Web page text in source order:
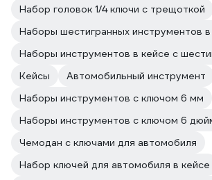
Набор головок 1/4 ключи с трещоткой
Наборы шестигранных инструментов в
Кейсы
Автомобильный инструмент
Наборы инструментов с ключом 6 мм
Наборы инструментов с ключом 6
Чемодан с ключами для автомобиля
Набор ключей для автомобиля в кейсе